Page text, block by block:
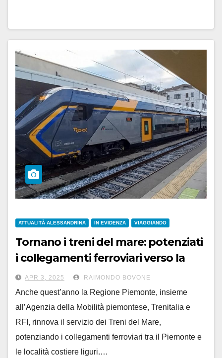
ATTUALITÀ ALESSANDRINA IN EVIDENZA VIAGGIANDO
Tornano i treni del mare: potenziati
i collegamenti ferroviari verso la
Liguria
APR 3, 2025 RAIMONDO BOVONE
Anche quest’anno la Regione Piemonte, insieme
all’Agenzia della Mobilità piemontese, Trenitalia e
RFI, rinnova il servizio dei Treni del Mare,
potenziando i collegamenti ferroviari tra il Piemonte e
le località costiere liguri.…